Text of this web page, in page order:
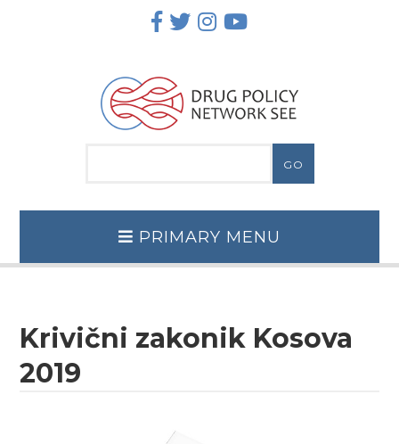
PRIMARY MENU
Krivični zakonik Kosova
2019